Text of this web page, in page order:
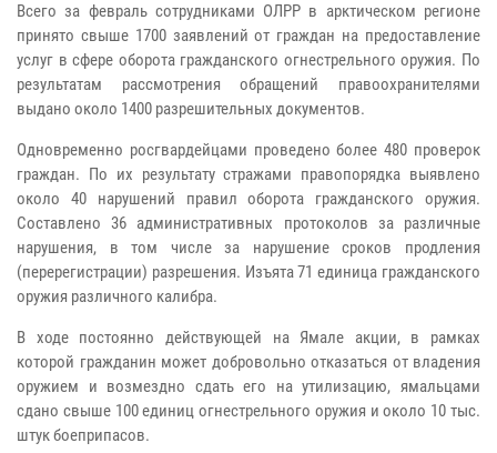
Всего за февраль сотрудниками ОЛРР в арктическом регионе
принято свыше 1700 заявлений от граждан на предоставление
услуг в сфере оборота гражданского огнестрельного оружия. По
результатам рассмотрения обращений правоохранителями
выдано около 1400 разрешительных документов.
Одновременно росгвардейцами проведено более 480 проверок
граждан. По их результату стражами правопорядка выявлено
около 40 нарушений правил оборота гражданского оружия.
Составлено 36 административных протоколов за различные
нарушения, в том числе за нарушение сроков продления
(перерегистрации) разрешения. Изъята 71 единица гражданского
оружия различного калибра.
В ходе постоянно действующей на Ямале акции, в рамках
которой гражданин может добровольно отказаться от владения
оружием и возмездно сдать его на утилизацию, ямальцами
сдано свыше 100 единиц огнестрельного оружия и около 10 тыс.
штук боеприпасов.